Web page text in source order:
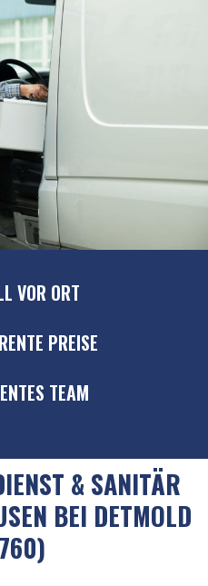
VOR ORT
PREISE
TEAM
& SANITÄR
BEI DETMOLD